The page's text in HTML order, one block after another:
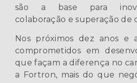
são a base para
colaboração e superação de
Nos próximos dez anos e
comprometidos em
que façam a diferença no
a Fortron, mais do que